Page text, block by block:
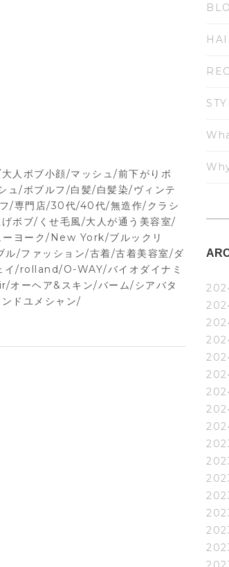
人ボブ小顔/マッシュ/前下がりボ
ュ/ボブルフ/白髪/白髪染/ヴィンテ
/専門店/30代/40代/無造作/クラシ
ボブ/くせ毛風/大人が通う美容室/
ヨーク/New York/ブルックリ
/ファッション/古着/古着美容室/ダ
イ/rolland/O-WAY/バイオダイナミ
ーヘア&スキン/バーム/シアバタ
ドユメシャン/